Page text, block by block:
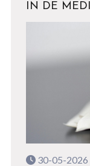
IN DE
30-05-2026